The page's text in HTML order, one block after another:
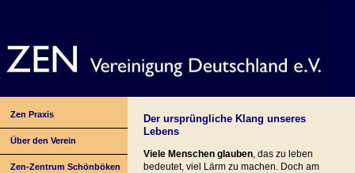
Zen Praxis
Über den Verein
Zen-Zentrum Schönböken
Der ursprüngliche Klang unseres
Lebens
Viele Menschen glauben, das zu leben
bedeutet, viel Lärm zu machen. Doch am